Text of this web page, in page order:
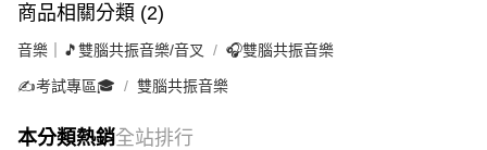
商品相關分類 (2)
音樂｜🎵雙腦共振音樂/音叉 🎧雙腦共振音樂
✍️考試專區🎓 雙腦共振音樂
本分類熱銷全站排行